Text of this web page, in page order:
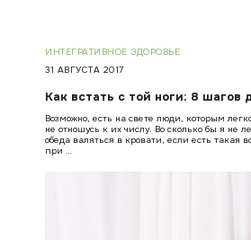
ИНТЕГРАТИВНОЕ ЗДОРОВЬЕ
31 АВГУСТА 2017
Как встать с той ноги: 8 шагов
Возможно, есть на свете люди, которым
не отношусь к их числу. Во сколько бы я не
обеда валяться в кровати, если есть такая
при …